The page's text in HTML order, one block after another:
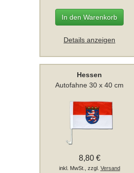
In den Warenkorb
Details anzeigen
Hessen
Autofahne 30 x 40 cm
8,80 €
inkl. MwSt., zzgl. Versand